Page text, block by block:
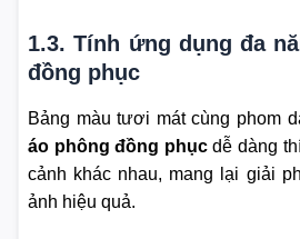
1.3. Tính ứng dụng đa
đồng phục
Bảng màu tươi mát cùng phom
áo phông đồng phụcdễ dàng
cảnh khác nhau, mang lại giải
ảnh hiệu quả.